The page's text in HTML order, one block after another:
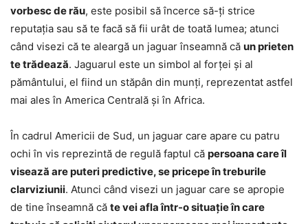
vorbesc de rău, este posibil să încerce să-ți strice
reputația sau să te facă să fii urât de toată lumea; atunci
când visezi că te aleargă un jaguar înseamnă că un prieten
te trădează. Jaguarul este un simbol al forței și al
pământului, el fiind un stăpân din munți, reprezentat astfel
mai ales în America Centrală și în Africa.
În cadrul Americii de Sud, un jaguar care apare cu patru
ochi în vis reprezintă de regulă faptul că persoana care îl
visează are puteri predictive, se pricepe în treburile
clarviziunii. Atunci când visezi un jaguar care se apropie
de tine înseamnă că te vei afla într-o situație în care